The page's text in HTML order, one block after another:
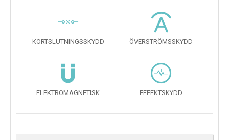
KORTSLUTNINGSSKYDD ÖVERSTRÖMSSKYDD
ELEKTROMAGNETISK EFFEKTSKYDD